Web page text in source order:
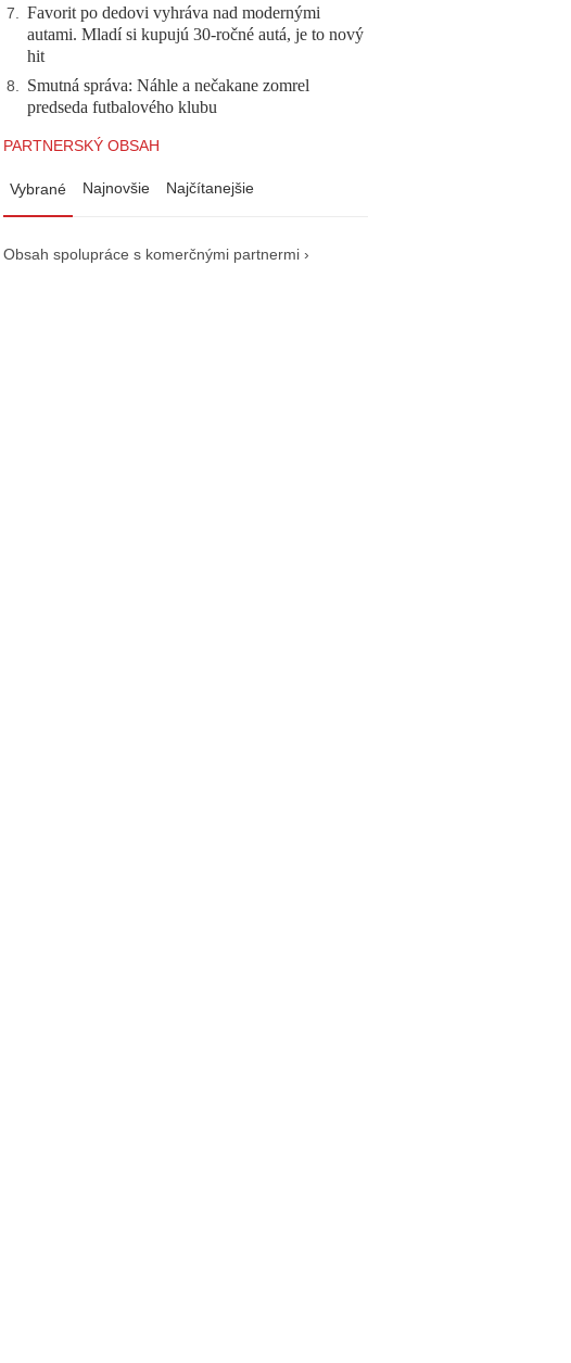
7. Favorit po dedovi vyhráva nad modernými
autami. Mladí si kupujú 30-ročné autá, je to nový
hit
8. Smutná správa: Náhle a nečakane zomrel
predseda futbalového klubu
PARTNERSKÝ OBSAH
Vybrané Najnovšie Najčítanejšie
Obsah spolupráce s komerčnými partnermi ›